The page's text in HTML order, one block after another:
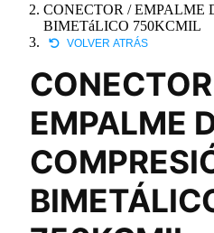
CONECTOR / EMPALME
BIMETáLICO 750KCMIL
VOLVER ATRÁS
EMPALME